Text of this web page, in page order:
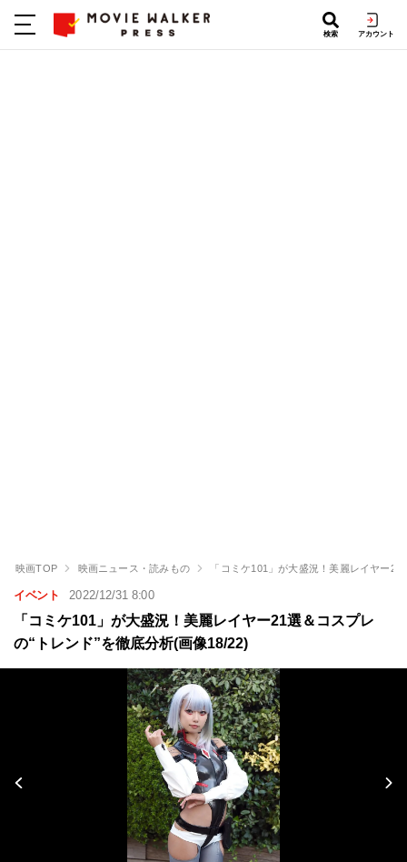
検索 アカウント
映画TOP 映画ニュース・読みもの 「コミケ101」が大盛況！美麗レイヤー
イベント 2022/12/31 8:00
「コミケ101」が大盛況！美麗レイヤー21選＆コスプレ
の“トレンド”を徹底分析(画像18/22)